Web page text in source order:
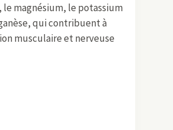
le magnésium, le potassium
qui contribuent à
musculaire et nerveuse